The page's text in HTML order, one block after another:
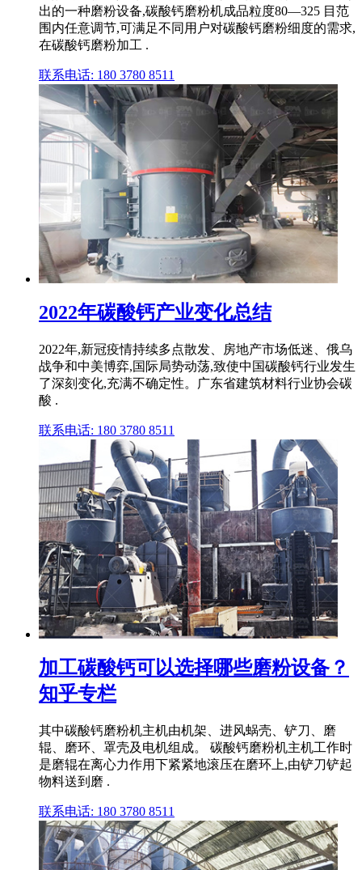
出的一种磨粉设备,碳酸钙磨粉机成品粒度80—325 目范
围内任意调节,可满足不同用户对碳酸钙磨粉细度的需求,
在碳酸钙磨粉加工 .
联系电话: 180 3780 8511
2022年碳酸钙产业变化总结
2022年,新冠疫情持续多点散发、房地产市场低迷、俄乌
战争和中美博弈,国际局势动荡,致使中国碳酸钙行业发生
了深刻变化,充满不确定性。广东省建筑材料行业协会碳
酸 .
联系电话: 180 3780 8511
加工碳酸钙可以选择哪些磨粉设备？
知乎专栏
其中碳酸钙磨粉机主机由机架、进风蜗壳、铲刀、磨
辊、磨环、罩壳及电机组成。 碳酸钙磨粉机主机工作时
是磨辊在离心力作用下紧紧地滚压在磨环上,由铲刀铲起
物料送到磨 .
联系电话: 180 3780 8511